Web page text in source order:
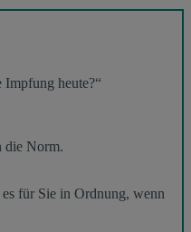
Impfung heute?“
die Norm.
für Sie in Ordnung, wenn